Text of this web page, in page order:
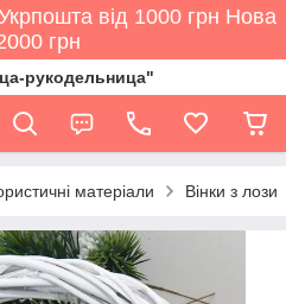
від 1000 грн Нова
грн
рукодельница"
матеріали Вінки з лози